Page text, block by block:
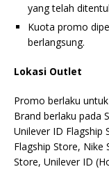
yang telah
Kuota promo
berlangsung.
Lokasi Outlet
Promo berlaku
Brand berlaku pada
Unilever ID Flagship
Flagship Store, Nike
Store, Unilever ID